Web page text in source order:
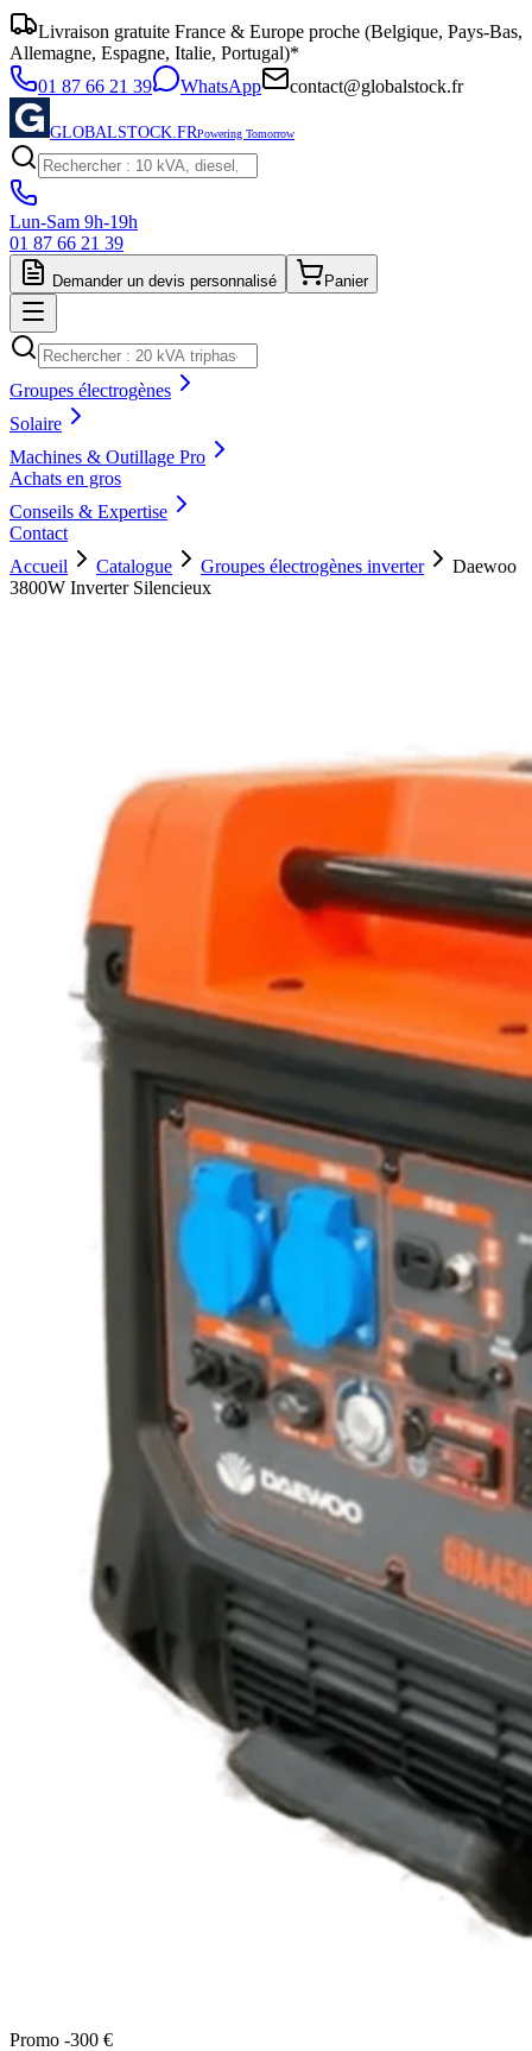
Livraison gratuite France & Europe proche (Belgique, Pays-Bas,
Allemagne, Espagne, Italie, Portugal)*
01 87 66 21 39
WhatsApp contact@globalstock.fr
GLOBALSTOCK.FRPowering Tomorrow
Lun-Sam 9h-19h
01 87 66 21 39
Demander un devis personnalisé Panier
Groupes électrogènes
Solaire
Machines & Outillage Pro
Achats en gros
Conseils & Expertise
Contact
Accueil
Catalogue Groupes électrogènes inverter
Daewoo
3800W Inverter Silencieux
Promo -300 €